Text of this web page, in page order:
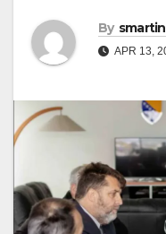
By
APR 13,